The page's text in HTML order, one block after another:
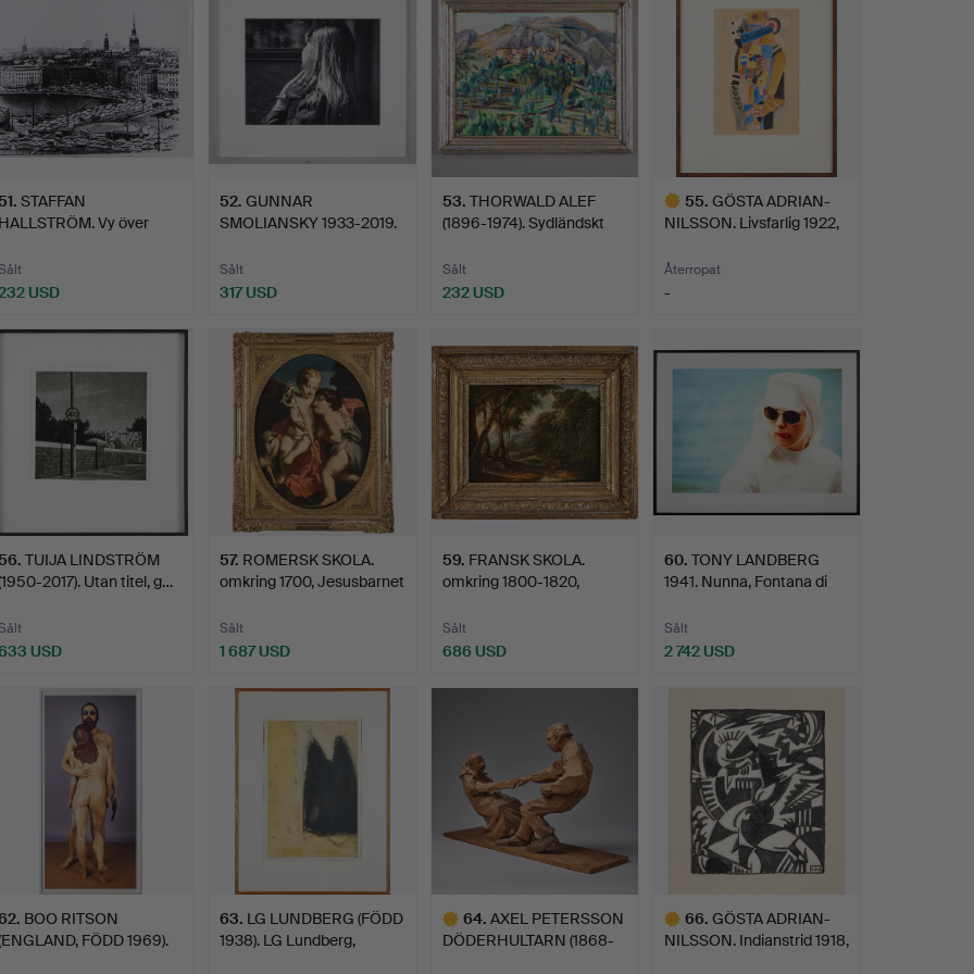
. STAFFAN
Vy över
USD
52. GUNNAR
SMOLIANSKY 1933-2019.
Sålt
317 USD
53. THORWALD ALEF
(1896-1974). Sydländskt
Sålt
232 USD
55. GÖSTA ADRIAN-
NILSSON. Livsfarlig 1922,
Återropat
-
föremål
. TUIJA LINDSTRÖM
2017). Utan titel, g…
USD
57. ROMERSK SKOLA.
omkring 1700, Jesusbarnet
Sålt
1 687 USD
59. FRANSK SKOLA.
omkring 1800-1820,
Sålt
686 USD
60. TONY LANDBERG
1941. Nunna, Fontana di
Sålt
2 742 USD
. BOO RITSON
FÖDD 1969).
63. LG LUNDBERG (FÖDD
1938). LG Lundberg,
64. AXEL PETERSSON
DÖDERHULTARN (1868-
66. GÖSTA ADRIAN-
NILSSON. Indianstrid 1918,